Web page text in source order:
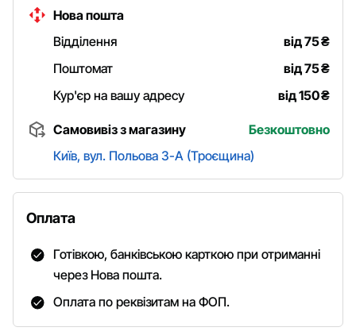
Нова пошта
Відділення
від 75₴
Поштомат
від 75₴
Кур'єр на вашу адресу
від 150₴
Самовивіз з магазину
Безкоштовно
Київ, вул. Польова 3-А (Троєщина)
Оплата
Готівкою, банківською карткою при отриманні
через Нова пошта.
Оплата по реквізитам на ФОП.